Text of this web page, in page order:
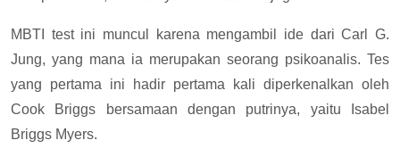
MBTI test ini muncul karena mengambil ide dari Carl G.
Jung, yang mana ia merupakan seorang psikoanalis. Tes
yang pertama ini hadir pertama kali diperkenalkan oleh
Cook Briggs bersamaan dengan putrinya, yaitu Isabel
Briggs Myers.